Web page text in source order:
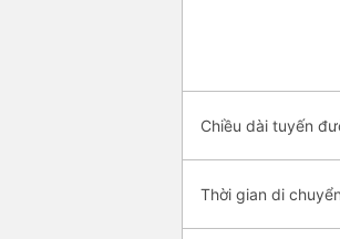
Chiều dài tuyến
Thời gian di chuyển